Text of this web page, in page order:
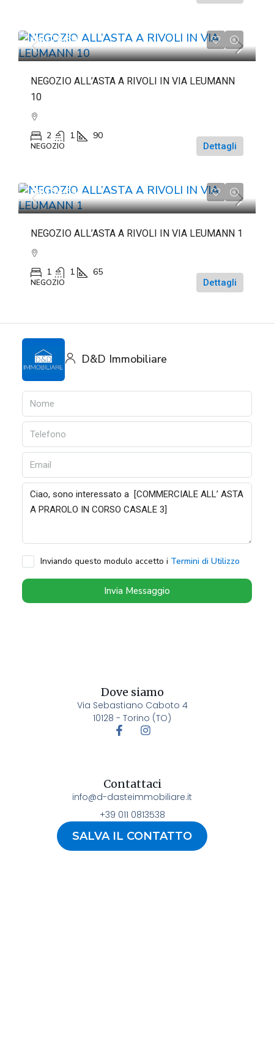
da€78.891
NEGOZIO ALL’ASTA A RIVOLI IN VIA LEUMANN
10
2 1 90
NEGOZIO Dettagli
da€54.633
NEGOZIO ALL’ASTA A RIVOLI IN VIA LEUMANN 1
1 1 65
NEGOZIO Dettagli
D&D Immobiliare
Inviando questo modulo accetto i Termini di Utilizzo
Invia Messaggio
Dove siamo
Via Sebastiano Caboto 4
10128 - Torino (TO)
Contattaci
info@d-dasteimmobiliare.it
+39 011 0813538
SALVA IL CONTATTO